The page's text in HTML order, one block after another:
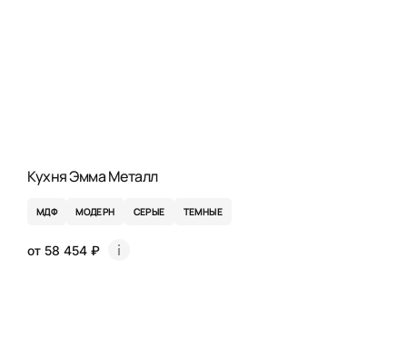
Кухня Эмма Металл
МДФ МОДЕРН СЕРЫЕ ТЕМНЫЕ
от 58 454 ₽